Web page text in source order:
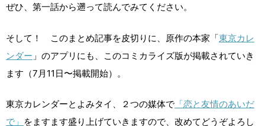
ぜひ、第一話から遡って読んでみてください。
そして！ このまとめ記事を皮切りに、原作の本家「東京カレ
ンダー 」のアプリにも、このコミカライズ版が掲載されていき
ます（7月11日〜掲載開始）。
東京カレンダーとよみタイ、２つの媒体で 「恋と友情のあいだ
で」 をますます盛り上げていきますので、改めてどうぞよろし